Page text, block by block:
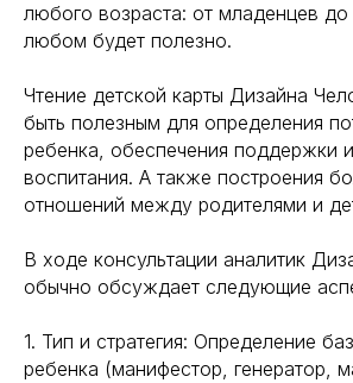
любого возраста: от младенцев
любом будет полезно.
Чтение детской карты Дизайна
быть полезным для определения
ребенка, обеспечения поддержки
воспитания. А также построения
отношений между родителями и
В ходе консультации аналитик
обычно обсуждает следующие
1. Тип и стратегия: Определение
ребенка (манифестор, генератор,